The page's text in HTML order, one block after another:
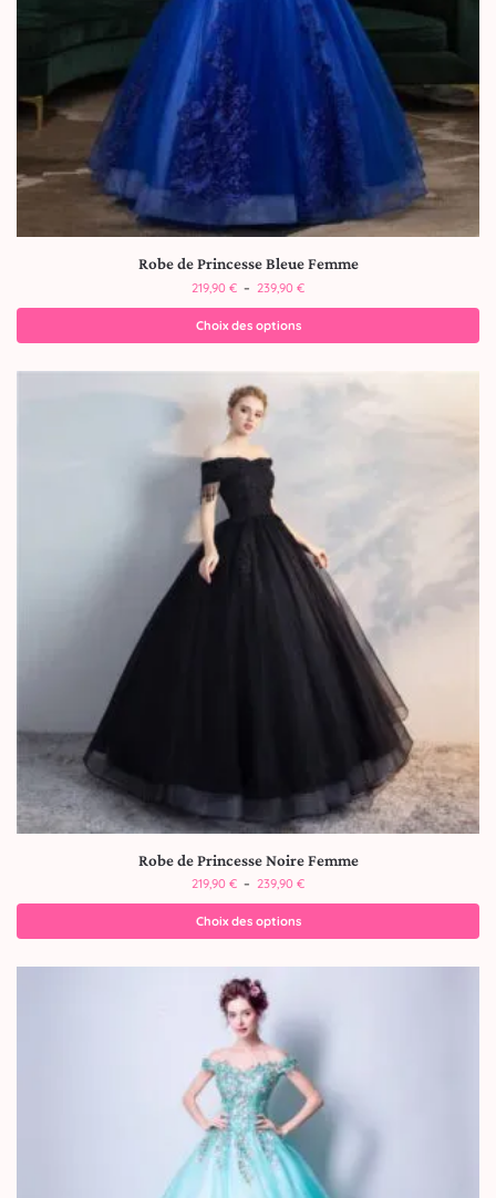
Robe de Princesse Bleue Femme
219,90 € – 239,90 €
Choix des options
Robe de Princesse Noire Femme
219,90 € – 239,90 €
Choix des options